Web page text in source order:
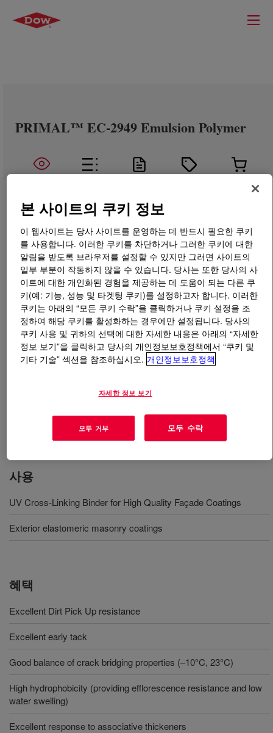
PRIMAL™ EC-2949 Emulsion Polymer
무엇입니까PRIMAL™ EC-2949 Emulsion Polymer?
UV curing pure acrylic dispersion developed for the
formulation of a wide variety of exterior masonry
coatings. This binder is alkylphenol ethoxylate free*.
required for elastomeric coatings and early tack
resistance needed for conventional exterior masonry
사용
UV Cross-Linking Binder for High Quality Façade Coatings
Exterior elastomeric masonry coatings
혜택
Excellent Dirt Pick Up resistance
Excellent early tack
Good balance of crack bridging properties (–10°C, 23°C)
High hydrophobicity (providing efflorescence resistance and low
water swelling)
Excellent response to associative thickeners
본 사이트의 쿠키 정보
이 웹사이트는 당사 사이트를 운영하는 데 반드시 필요한 쿠키
를 사용합니다. 이러한 쿠키를 차단하거나 그러한 쿠키에 대한
알림을 받도록 브라우저를 설정할 수 있지만 그러면 사이트의
일부 부분이 작동하지 않을 수 있습니다. 당사는 또한 당사의 사
이트에 대한 개인화된 경험을 제공하는 데 도움이 되는 다른 쿠
키(예: 기능, 성능 및 타겟팅 쿠키)를 설정하고자 합니다. 이러한
쿠키는 아래의 “모든 쿠키 수락”을 클릭하거나 쿠키 설정을 조
정하여 해당 쿠키를 활성화하는 경우에만 설정됩니다. 당사의
쿠키 사용 및 귀하의 선택에 대한 자세한 내용은 아래의 “자세한
정보 보기”을 클릭하고 당사의 개인정보보호정책에서 “쿠키 및
기타 기술” 섹션을 참조하십시오. 개인정보보호정책
자세한 정보 보기
모두 거부 모두 수락